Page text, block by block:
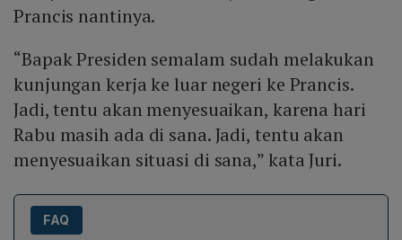
Prancis nantinya.
“Bapak Presiden semalam sudah melakukan
kunjungan kerja ke luar negeri ke Prancis.
Jadi, tentu akan menyesuaikan, karena hari
Rabu masih ada di sana. Jadi, tentu akan
menyesuaikan situasi di sana,” kata Juri.
FAQ